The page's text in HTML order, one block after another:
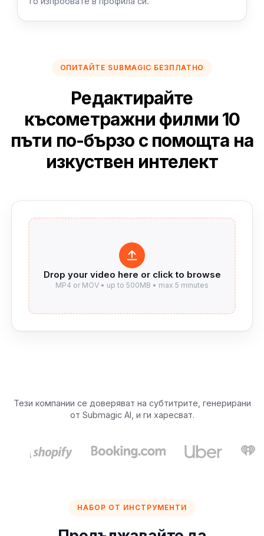
ОПИТАЙТЕ SUBMAGIC БЕЗПЛАТНО
Редактирайте
късометражни филми 10
пъти по-бързо с помощта на
изкуствен интелект
Тези компании се доверяват на субтитрите, генерирани
от Submagic AI, и ги харесват.
НАБОР ОТ ИНСТРУМЕНТИ